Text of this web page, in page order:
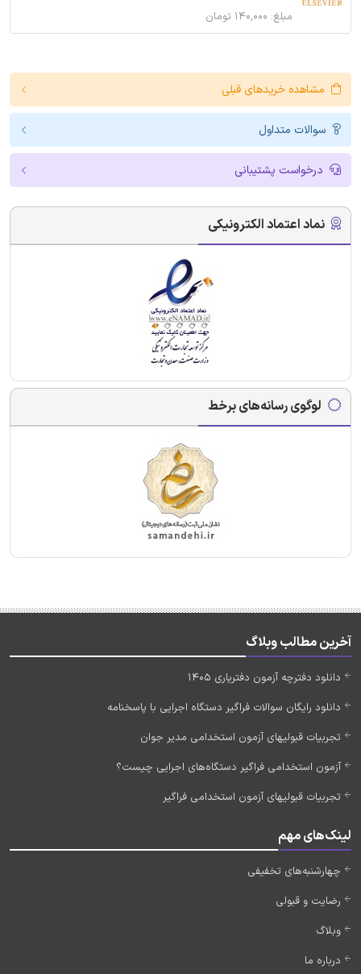
مبلغ: ۱۴۰,۰۰۰ تومان
مشاهده خریدهای قبلی
سوالات متداول
درخواست پشتیبانی
نماد اعتماد الکترونیکی
لوگوی رسانه‌های برخط
آخرین مطالب وبلاگ
دانلود دفترچه آزمون دفتریاری 1405
دانلود رایگان سوالات فراگیر دستگاه اجرایی با پاسخنامه
تجربیات قبولیهای آزمون استخدامی مدیر جوان
آزمون استخدامی فراگیر دستگاه‌های اجرایی چیست؟
تجربیات قبولیهای آزمون استخدامی فراگیر
لینک‌های مهم
چهارشنبه‌های تخفیفی
رضایت و قبولی
وبلاگ
درباره ما